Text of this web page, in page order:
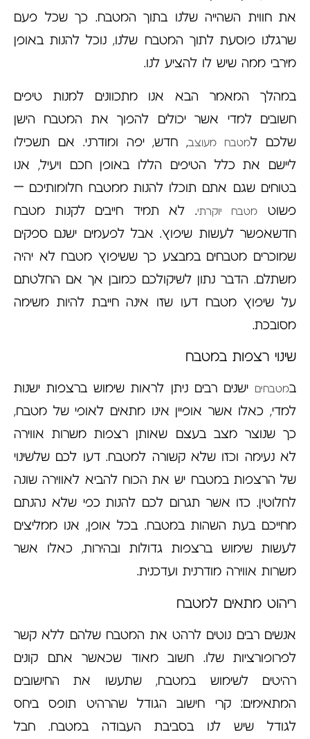
את חווית השהייה שלנו בתוך המטבח. כך שכל פעם
שרגלנו פוסעת לתוך המטבח שלנו, נוכל להנות באופן
מירבי ממה שיש לו להציע לנו.
במהלך המאמר הבא אנו מתכוונים למנות טיפים
חשובים למדי אשר יכולים להפוך את המטבח הישן
שלכם למטבח מעוצב, חדש, יפה ומודרני. אם תשכילו
ליישם את כלל הטיפים הללו באופן חכם ויעיל, אנו
בטוחים שגם אתם תוכלו להנות ממטבח חלומותיכם –
פשוט
מטבח יוקרתי. לא תמיד חייבים לקנות מטבח
חדשאפשר לעשות שיפוץ. אבל לפעמים ישנם ספקים
שמוכרים מטבחים במבצע כך ששיפוץ מטבח לא יהיה
משתלם. הדבר נתון לשיקולכם כמובן אך אם החלטתם
על שיפוץ מטבח דעו שזו אינה חייבת להיות משימה
מסובכת.
שינוי רצפות במטבח
במטבחים ישנים רבים ניתן לראות שימוש ברצפות ישנות
למדי, כאלו אשר אופיין אינו מתאים לאופי של מטבח,
כך שנוצר מצב בעצם שאותן רצפות משרות אווירה
לא נעימה וכזו שלא קשורה למטבח. דעו לכם שלשינוי
של הרצפות במטבח יש את הכוח להביא לאווירה שונה
לחלוטין. כזו אשר תגרום לכם להנות כפי שלא נהנתם
מחייכם בעת השהות במטבח. בכל אופן, אנו ממליצים
לעשות שימוש ברצפות גדולות ובהירות, כאלו אשר
משרות אווירה מודרנית ועדכנית.
ריהוט מתאים למטבח
אנשים רבים נוטים לרהט את המטבח שלהם ללא קשר
לפרופורציות שלו. חשוב מאוד שכאשר אתם קונים
רהיטים לשימוש במטבח, שתעשו את החישובים
המתאימים: קרי חישוב הגודל שהרהיט תופס ביחס
לגודל שיש לנו בסביבת העבודה במטבח. חבל